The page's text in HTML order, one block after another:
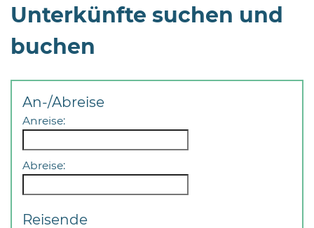
04192-
506-
zentrale@badbramstedt.de
Unterkünfte suchen und
buchen
An-/Abreise
Anreise:
Abreise:
Reisende